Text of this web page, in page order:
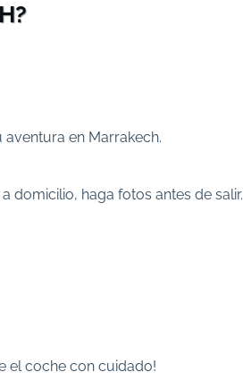
en Marrakech.
domicilio, haga fotos antes de salir.
el coche con cuidado!